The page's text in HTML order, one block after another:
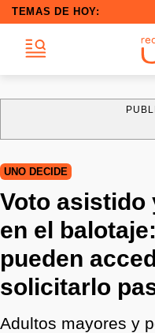
TEMAS DE HOY:
UNO DECIDE
Voto asistido
en el
pueden
solicitarlo
Adultos mayores y